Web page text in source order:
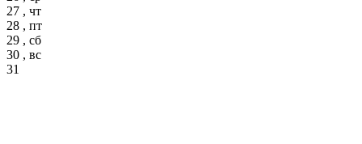
27 , чт
28 , пт
29 , сб
30 , вс
31